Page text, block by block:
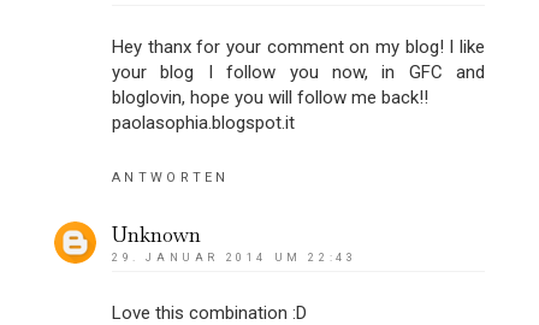
Hey thanx for your comment on my blog! I like
your blog I follow you now, in GFC and
bloglovin, hope you will follow me back!!
paolasophia.blogspot.it
ANTWORTEN
Unknown
29. JANUAR 2014 UM 22:43
Love this combination :D